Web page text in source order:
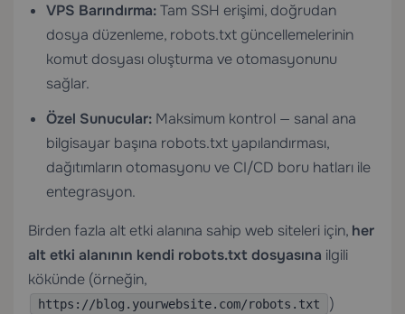
VPS Barındırma:Tam SSH erişimi, doğrudan
dosya düzenleme, robots.txt güncellemelerinin
komut dosyası oluşturma ve otomasyonunu
sağlar.
Özel Sunucular: Maksimum kontrol — sanal ana
bilgisayar başına robots.txt yapılandırması,
dağıtımların otomasyonu ve CI/CD boru hatları ile
entegrasyon.
Birden fazla alt etki alanına sahip web siteleri için, her
alt etki alanının kendi robots.txt dosyasına ilgili
kökünde (örneğin,
https://blog.yourwebsite.com/robots.txt
)